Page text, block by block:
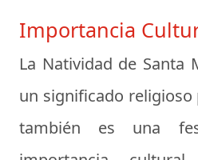
Importancia
La Natividad de Santa
un significado
también es una